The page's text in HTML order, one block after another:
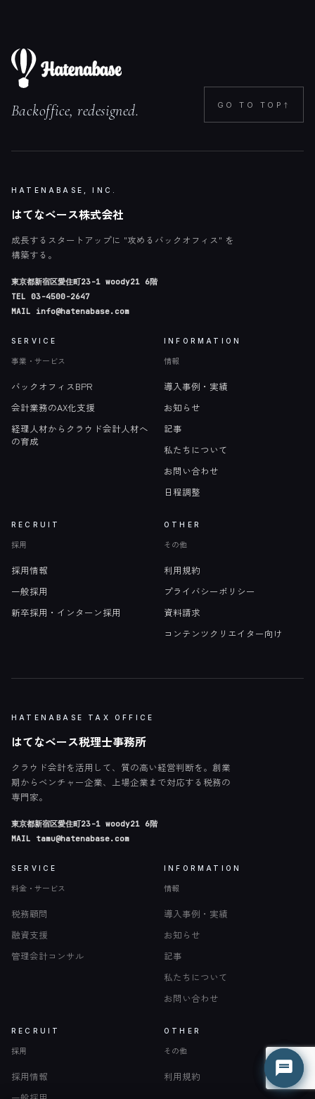
Backoffice, redesigned. GO TO TOP ↑
HATENABASE, INC.
はてなベース株式会社
成長するスタートアップに "攻めるバックオフィス" を
構築する。
東京都新宿区愛住町23-1 woody21 6階
TEL 03-4500-2647
MAIL info@hatenabase.com
SERVICE
事業・サービス
バックオフィスBPR
会計業務のAX化支援
経理人材からクラウド会計人材へ
の育成
INFORMATION
情報
導入事例・実績
お知らせ
記事
私たちについて
お問い合わせ
日程調整
RECRUIT
採用
採用情報
一般採用
新卒採用・インターン採用
OTHER
その他
利用規約
プライバシーポリシー
資料請求
コンテンツクリエイター向け
HATENABASE TAX OFFICE
はてなベース税理士事務所
クラウド会計を活用して、質の高い経営判断を。創業
期からベンチャー企業、上場企業まで対応する税務の
専門家。
東京都新宿区愛住町23-1 woody21 6階
MAIL tamu@hatenabase.com
SERVICE
料金・サービス
税務顧問
融資支援
管理会計コンサル
INFORMATION
情報
導入事例・実績
お知らせ
記事
私たちについて
お問い合わせ
RECRUIT
採用
採用情報
OTHER
その他
利用規約